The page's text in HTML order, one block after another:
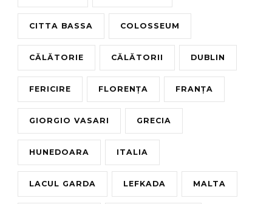
CITTA BASSA COLOSSEUM
CĂLĂTORIE CĂLĂTORII DUBLIN
FERICIRE FLORENȚA FRANȚA
GIORGIO VASARI GRECIA
HUNEDOARA ITALIA
LACUL GARDA LEFKADA MALTA